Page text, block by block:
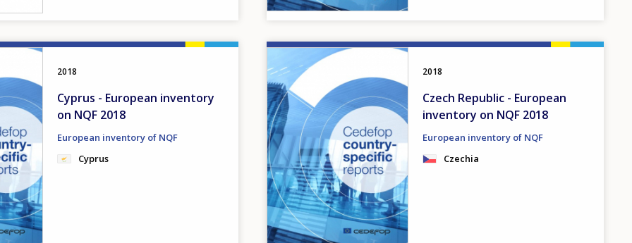
2018
Cyprus - European inventory
on NQF 2018
European inventory of NQF
Cyprus
2018
Czech Republic - European
inventory on NQF 2018
European inventory of NQF
Czechia